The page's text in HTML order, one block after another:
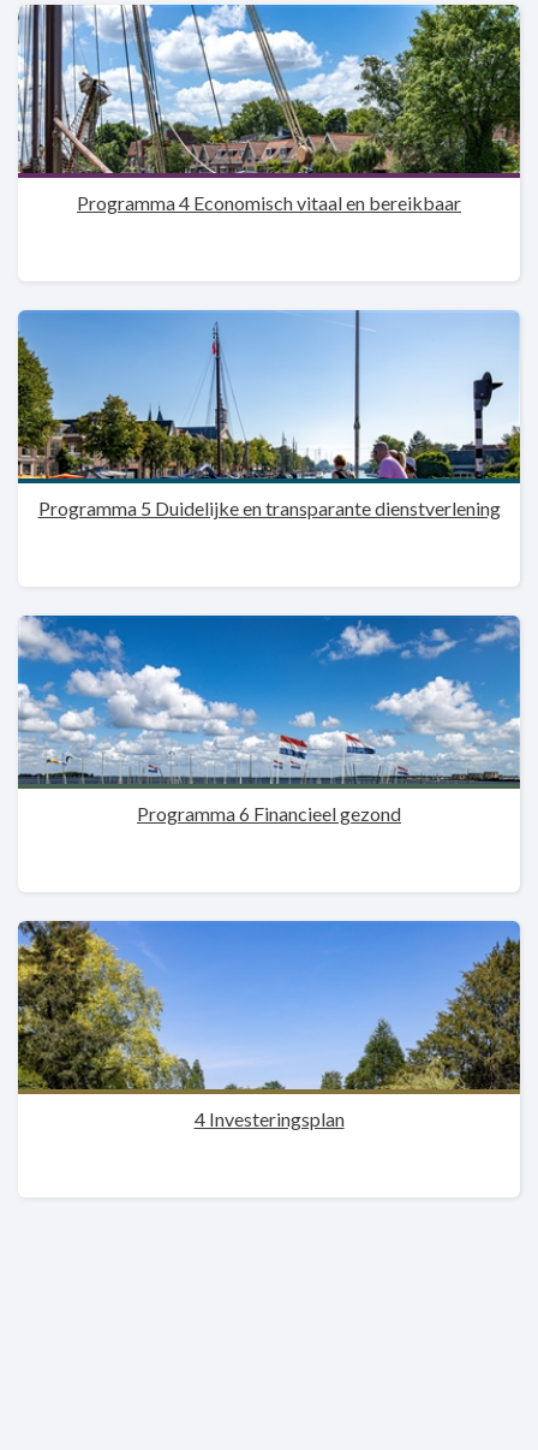
Programma 4 Economisch vitaal en bereikbaar
Programma 5 Duidelijke en transparante dienstverlening
Programma 6 Financieel gezond
4 Investeringsplan